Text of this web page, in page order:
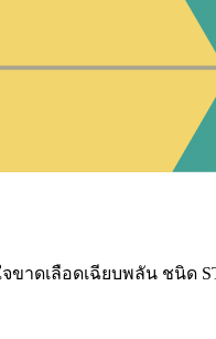
าดเลือดเฉียบพลัน ชนิด